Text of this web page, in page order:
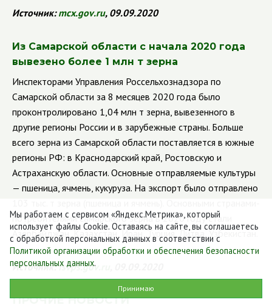
Источник:mcx.gov.ru, 09.09.2020
Из Самарской области с начала 2020 года
вывезено более 1 млн т зерна
Инспекторами Управления Россельхознадзора по
Самарской области за 8 месяцев 2020 года было
проконтролировано 1,04 млн т зерна, вывезенного в
другие регионы России и в зарубежные страны. Больше
всего зерна из Самарской области поставляется в южные
регионы РФ: в Краснодарский край, Ростовскую и
Астраханскую области. Основные отправляемые культуры
— пшеница, ячмень, кукуруза. На экспорт было отправлено
потребителями самарского зерна в 2020 году стали
Азербайджан, Казахстан, Иран, Турция, Литва, Узбекистан.
Источник:fsvps.gov
ПРОЧИЕ НОВОСТИ
Мы работаем с сервисом «Яндекс.Метрика», который
использует файлы Cookie. Оставаясь на сайте, вы соглашаетесь
с обработкой персональных данных в соответствии с
Политикой организации обработки и обеспечения безопасности
персональных данных.
Принимаю